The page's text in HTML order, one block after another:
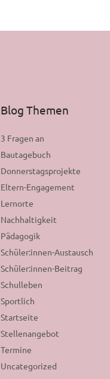
Blog Themen
3 Fragen an
Bautagebuch
Donnerstagsprojekte
Eltern-Engagement
Lernorte
Nachhaltigkeit
Pädagogik
Schüler:innen-Austausch
Schüler:innen-Beitrag
Schulleben
Sportlich
Startseite
Stellenangebot
Termine
Uncategorized